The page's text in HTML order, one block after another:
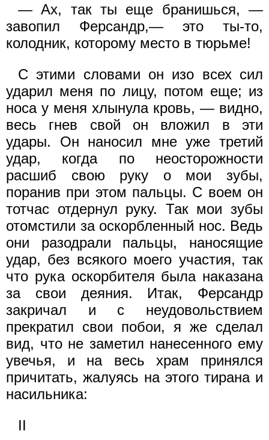
— Ах, так ты еще бранишься, —
завопил Ферсандр,— это ты-то,
колодник, которому место в тюрьме!
С этими словами он изо всех сил
ударил меня по лицу, потом еще; из
носа у меня хлынула кровь, — видно,
весь гнев свой он вложил в эти
удары. Он наносил мне уже третий
удар, когда по неосторожности
расшиб свою руку о мои зубы,
поранив при этом пальцы. С воем он
тотчас отдернул руку. Так мои зубы
отомстили за оскорбленный нос. Ведь
они разодрали пальцы, наносящие
удар, без всякого моего участия, так
что рука оскорбителя была наказана
за свои деяния. Итак, Ферсандр
закричал и с неудовольствием
прекратил свои побои, я же сделал
вид, что не заметил нанесенного ему
увечья, и на весь храм принялся
причитать, жалуясь на этого тирана и
насильника:
II